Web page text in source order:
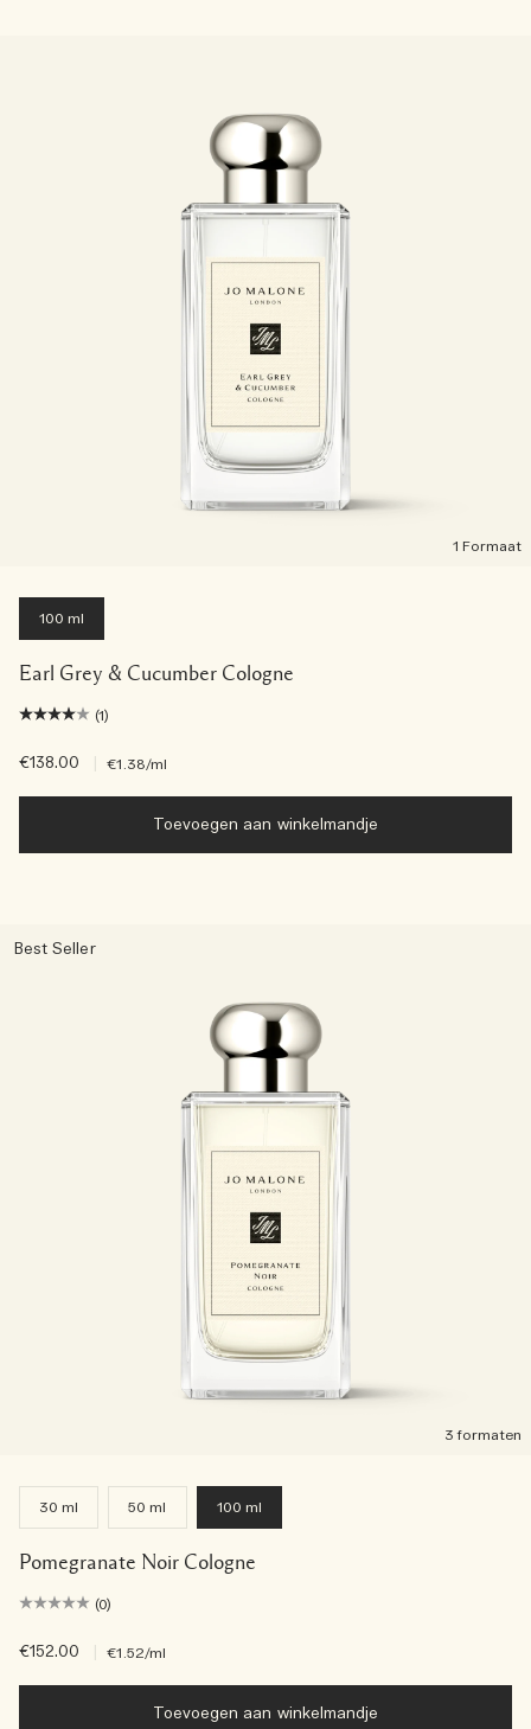
1 Formaat
100 ml
Earl Grey & Cucumber Cologne
(1)
€138.00 €1.38/ml
Toevoegen aan winkelmandje
Best Seller
3 formaten
30 ml 50 ml 100 ml
Pomegranate Noir Cologne
(0)
€152.00 €1.52/ml
Toevoegen aan winkelmandje